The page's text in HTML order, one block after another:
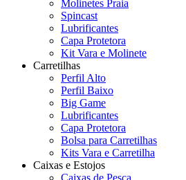
Molinetes Praia
Spincast
Lubrificantes
Capa Protetora
Kit Vara e Molinete
Carretilhas
Perfil Alto
Perfil Baixo
Big Game
Lubrificantes
Capa Protetora
Bolsa para Carretilhas
Kits Vara e Carretilha
Caixas e Estojos
Caixas de Pesca